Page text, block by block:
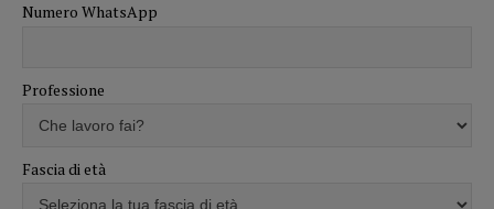
Numero WhatsApp
Professione
Fascia di età